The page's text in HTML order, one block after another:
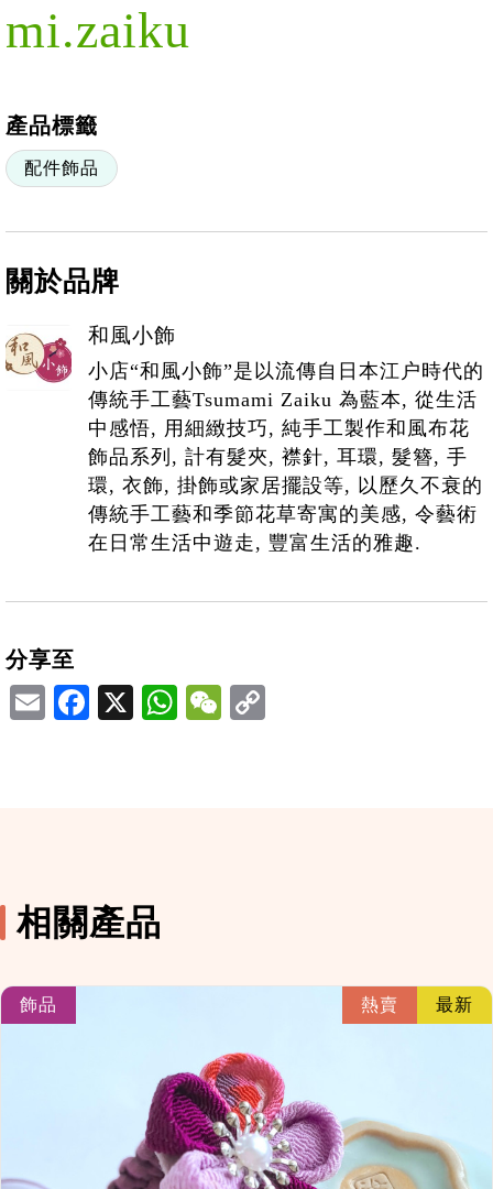
mi.zaiku
產品標籤
配件飾品
關於品牌
和風小飾
小店“和風小飾”是以流傳自日本江户時代的
傳統手工藝Tsumami Zaiku 為藍本, 從生活
中感悟, 用細緻技巧, 純手工製作和風布花
飾品系列, 計有髮夾, 襟針, 耳環, 髮簪, 手
環, 衣飾, 掛飾或家居擺設等, 以歷久不衰的
傳統手工藝和季節花草寄寓的美感, 令藝術
在日常生活中遊走, 豐富生活的雅趣.
分享至
EmailFacebook
X WhatsApp
WeChat
相關產品
飾品 熱賣 最新
link